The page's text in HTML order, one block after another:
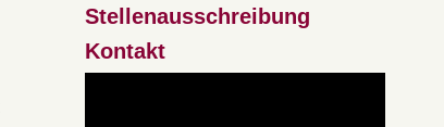
Stellenausschreibung
Kontakt